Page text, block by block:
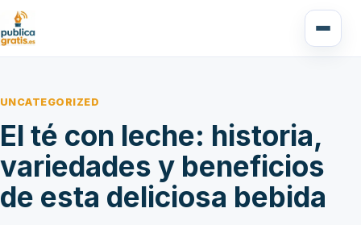
UNCATEGORIZED
El té con leche: historia,
variedades y beneficios
de esta deliciosa bebida